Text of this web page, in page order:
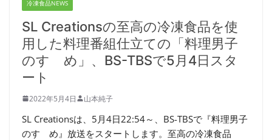
冷凍食品NEWS
SL Creationsの至高の冷凍食品を使
用した料理番組仕立ての「料理男子
のすゝめ」、BS-TBSで5月4日スタ
ート
2022年5月4日 山本純子
SL Creationsは、5月4日22:54～、BS-TBSで『料理男子
のすゝめ』放送をスタートします。至高の冷凍食品